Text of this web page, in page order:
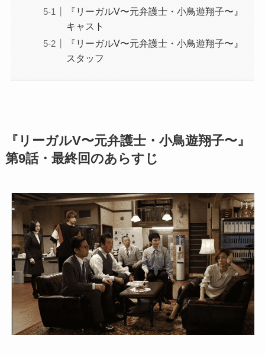
『リーガルV〜元弁護士・小鳥遊翔子〜』
キャスト
『リーガルV〜元弁護士・小鳥遊翔子〜』
スタッフ
『リーガルV〜元弁護士・小鳥遊翔子〜』
第9話・最終回のあらすじ